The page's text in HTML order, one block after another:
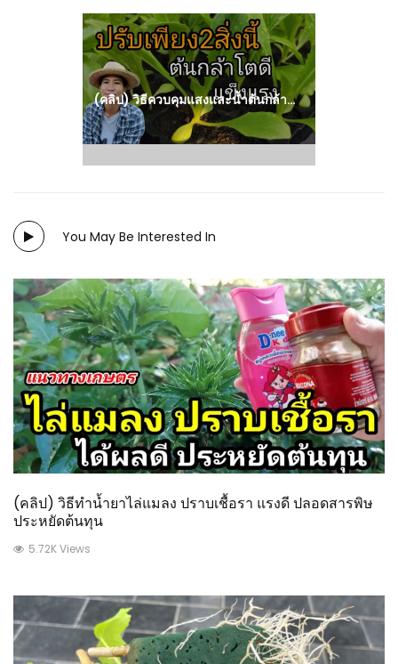
post:
(คลิป) วิธีควบคุมแสงและน้ำต้นกล้าสลัดให้โตดี วิธีดูแลกล้าสลัด สวนผักในเมือง : วีดีโอ เกษตร
You May Be Interested In
(คลิป) วิธีทำน้ำยาไล่แมลง ปราบเชื้อรา แรงดี ปลอดสารพิษ
ประหยัดต้นทุน
5.72K Views